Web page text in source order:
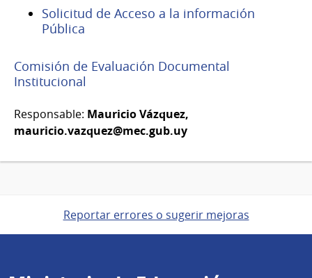
Solicitud de Acceso a la información
Pública
Comisión de Evaluación Documental
Institucional
Responsable: Mauricio Vázquez,
mauricio.vazquez@mec.gub.uy
Reportar errores o sugerir mejoras